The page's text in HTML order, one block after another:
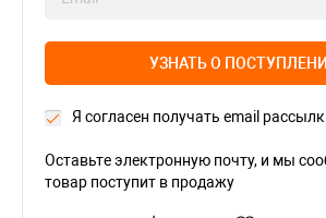
УЗНАТЬ О
Я согласен получать email
Оставьте электронную почту, и мы
товар поступит в продажу